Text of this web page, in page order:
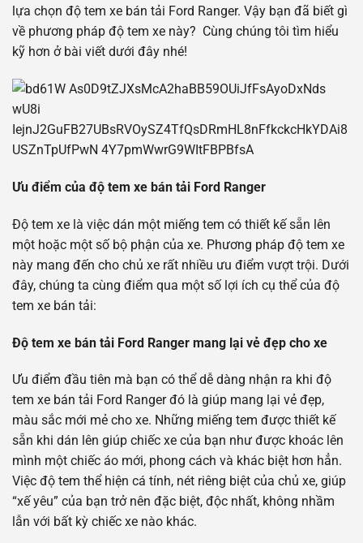
lựa chọn độ tem xe bán tải Ford Ranger. Vậy bạn đã biết gì
về phương pháp độ tem xe này? Cùng chúng tôi tìm hiểu
kỹ hơn ở bài viết dưới đây nhé!
Ưu điểm của độ tem xe bán tải Ford Ranger
Độ tem xe là việc dán một miếng tem có thiết kế sẵn lên
một hoặc một số bộ phận của xe. Phương pháp độ tem xe
này mang đến cho chủ xe rất nhiều ưu điểm vượt trội. Dưới
đây, chúng ta cùng điểm qua một số lợi ích cụ thể của độ
tem xe bán tải:
Độ tem xe bán tải Ford Ranger mang lại vẻ đẹp cho xe
Ưu điểm đầu tiên mà bạn có thể dễ dàng nhận ra khi độ
tem xe bán tải Ford Ranger đó là giúp mang lại vẻ đẹp,
màu sắc mới mẻ cho xe. Những miếng tem được thiết kế
sẵn khi dán lên giúp chiếc xe của bạn như được khoác lên
mình một chiếc áo mới, phong cách và khác biệt hơn hẳn.
Việc độ tem thể hiện cá tính, nét riêng biệt của chủ xe, giúp
“xế yêu” của bạn trở nên đặc biệt, độc nhất, không nhầm
lẫn với bất kỳ chiếc xe nào khác.